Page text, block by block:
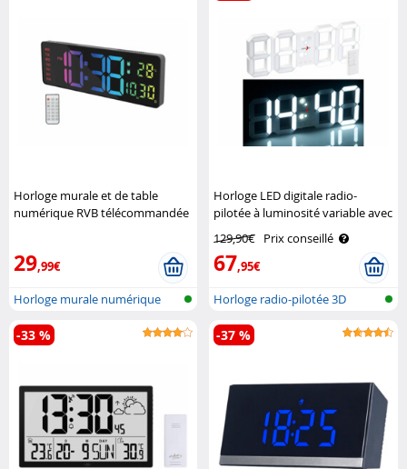
Horloge murale et de table
numérique RVB télécommandée
29,99€
Horloge murale numérique
avec affic..
Horloge LED digitale radio-
pilotée à luminosité variable avec
fonction réveil Lunartec
129,90€ Prix conseillé
67,95€
Horloge radio-pilotée 3D
murale et ..
-33 % -37 %